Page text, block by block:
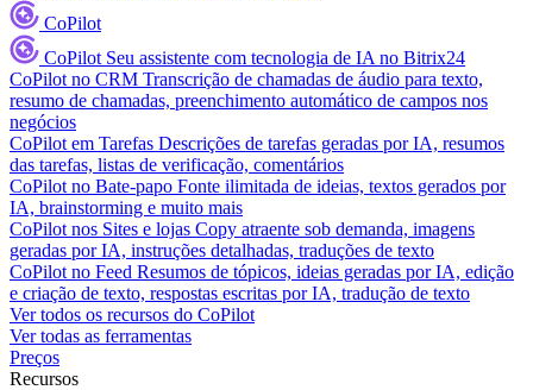
CoPilot
CoPilot Seu assistente com tecnologia de IA no Bitrix24
CoPilot no CRM Transcrição de chamadas de áudio para texto,
resumo de chamadas, preenchimento automático de campos nos
negócios
CoPilot em Tarefas Descrições de tarefas geradas por IA, resumos
das tarefas, listas de verificação, comentários
CoPilot no Bate-papo Fonte ilimitada de ideias, textos gerados por
IA, brainstorming e muito mais
CoPilot nos Sites e lojas Copy atraente sob demanda, imagens
geradas por IA, instruções detalhadas, traduções de texto
CoPilot no Feed Resumos de tópicos, ideias geradas por IA, edição
e criação de texto, respostas escritas por IA, tradução de texto
Ver todos os recursos do CoPilot
Ver todas as ferramentas
Preços
Recursos